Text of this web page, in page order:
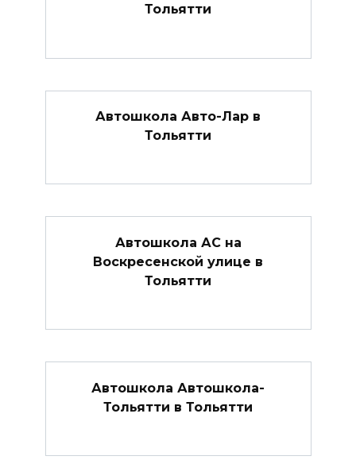
Тольятти
Автошкола Авто-Лар в
Тольятти
Автошкола АС на
Воскресенской улице в
Тольятти
Автошкола Автошкола-
Тольятти в Тольятти